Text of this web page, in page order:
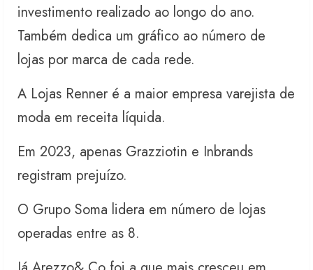
investimento realizado ao longo do ano.
Também dedica um gráfico ao número de
lojas por marca de cada rede.
A Lojas Renner é a maior empresa varejista de
moda em receita líquida.
Em 2023, apenas Grazziotin e Inbrands
registram prejuízo.
O Grupo Soma lidera em número de lojas
operadas entre as 8.